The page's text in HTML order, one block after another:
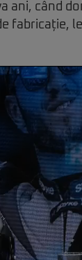
ani, când
fabricație,